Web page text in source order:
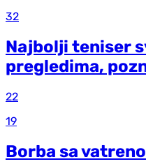
32
Najbolji teniser
pregledima,
22
19
Borba sa